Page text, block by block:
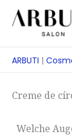
Saltar
para
conteúdo
ARBUTI |
Creme de
Welche